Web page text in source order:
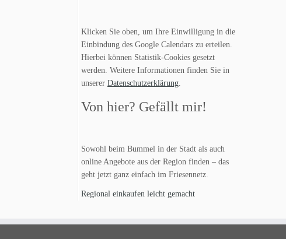
Klicken Sie oben, um Ihre Einwilligung in die
Einbindung des Google Calendars zu erteilen.
Hierbei können Statistik-Cookies gesetzt
werden. Weitere Informationen finden Sie in
unserer Datenschutzerklärung.
Von hier? Gefällt mir!
Sowohl beim Bummel in der Stadt als auch
online Angebote aus der Region finden – das
geht jetzt ganz einfach im Friesennetz.
Regional einkaufen leicht gemacht